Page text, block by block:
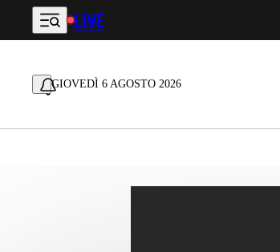
Vai al contenuto principale
LIVE
GIOVEDÌ 6 AGOSTO 2026